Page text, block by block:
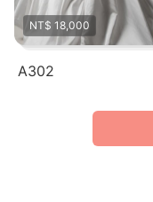
NT$ 18,000
A302